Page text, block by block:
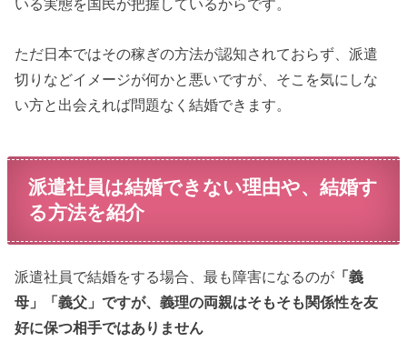
いる実態を国民が把握しているからです。
ただ日本ではその稼ぎの方法が認知されておらず、派遣
切りなどイメージが何かと悪いですが、そこを気にしな
い方と出会えれば問題なく結婚できます。
派遣社員は結婚できない理由や、結婚す
る方法を紹介
派遣社員で結婚をする場合、最も障害になるのが 「義
母」「義父」ですが、義理の両親はそもそも関係性を友
好に保つ相手ではありません